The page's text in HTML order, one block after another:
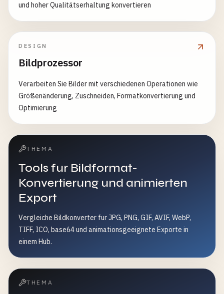
und hoher Qualitätserhaltung konvertieren
DESIGN
Bildprozessor
Verarbeiten Sie Bilder mit verschiedenen Operationen wie
Größenänderung, Zuschneiden, Formatkonvertierung und
Optimierung
THEMA
Tools fur Bildformat-
Konvertierung und animierten
Export
Vergleiche Bildkonverter fur JPG, PNG, GIF, AVIF, WebP,
TIFF, ICO, base64 und animationsgeeignete Exporte in
einem Hub.
THEMA